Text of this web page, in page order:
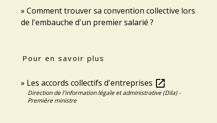
Comment trouver sa convention collective lors
de l'embauche d'un premier salarié ?
Pour en savoir plus
Les accords collectifs d'entreprises open_in_new
Direction de l'information légale et administrative (Dila) -
Première ministre